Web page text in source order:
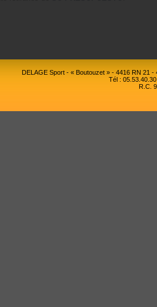
DELAGE Sport - « Boutouzet » - 4416 RN 21
Tél :
R.C.